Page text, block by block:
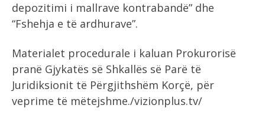
depozitimi i mallrave kontrabandë” dhe
“Fshehja e të ardhurave”.
Materialet procedurale i kaluan Prokurorisë
pranë Gjykatës së Shkallës së Parë të
Juridiksionit të Përgjithshëm Korçë, për
veprime të mëtejshme./vizionplus.tv/